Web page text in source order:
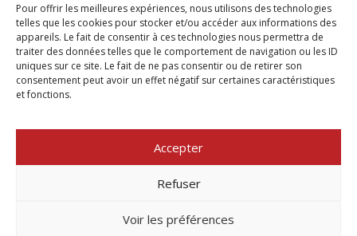
Pour offrir les meilleures expériences, nous utilisons des technologies
telles que les cookies pour stocker et/ou accéder aux informations des
appareils. Le fait de consentir à ces technologies nous permettra de
traiter des données telles que le comportement de navigation ou les ID
uniques sur ce site. Le fait de ne pas consentir ou de retirer son
consentement peut avoir un effet négatif sur certaines caractéristiques
et fonctions.
Accepter
Refuser
Voir les préférences
magasin Paris Store
Où nous trouver